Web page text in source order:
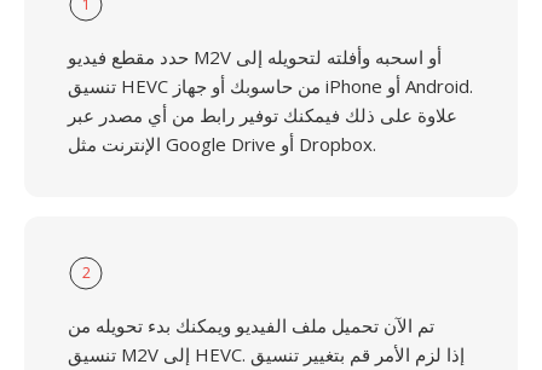
1
حدد مقطع فيديو M2V أو اسحبه وأفلته لتحويله إلى
تنسيق HEVC من حاسوبك أو جهاز iPhone أو Android.
علاوة على ذلك فيمكنك توفير رابط من أي مصدر عبر
الإنترنت مثل Google Drive أو Dropbox.
2
تم الآن تحميل ملف الفيديو ويمكنك بدء تحويله من
تنسيق M2V إلى HEVC. إذا لزم الأمر قم بتغيير تنسيق